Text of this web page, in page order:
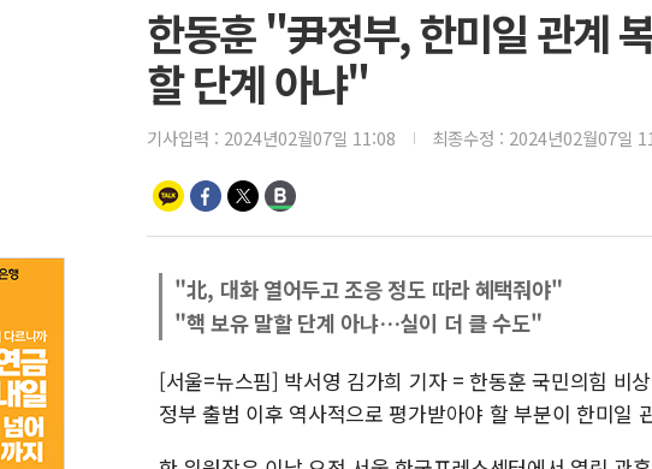
한동훈 "尹정부, 한미일 관계
할 단계 아냐"
기사입력 : 2024년02월07일 11:08 최종수정 : 2024년02월07일
"北, 대화 열어두고 조응 정도 따라 혜택줘야"
"핵 보유 말할 단계 아냐…실이 더 클 수도"
[서울=뉴스핌] 박서영 김가희 기자 = 한동훈 국민의힘 비
정부 출범 이후 역사적으로 평가받아야 할 부분이 한미일